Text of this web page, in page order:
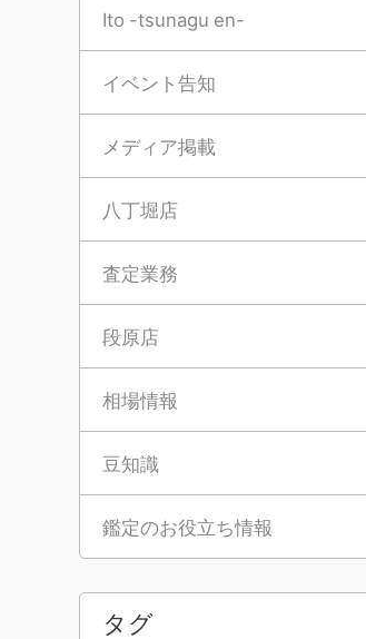
Ito -tsunagu en-
イベント告知
メディア掲載
八丁堀店
査定業務
段原店
相場情報
豆知識
鑑定のお役立ち情報
タグ